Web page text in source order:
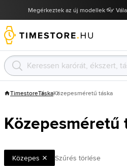
Megérkeztek az új modellek 👓
TimestoreTáskaKözepesméretű táska
Közepesméretű
Közepes Szűrés törlése